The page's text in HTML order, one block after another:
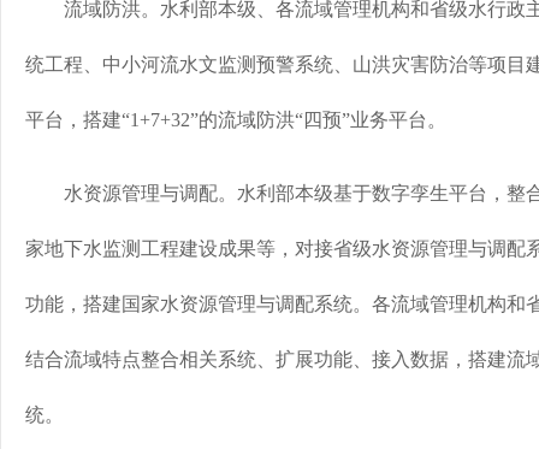
流域防洪。水利部本级、各流域管理机构和省级水行政
统工程、中小河流水文监测预警系统、山洪灾害防治等项目
平台，搭建“1+7+32”的流域防洪“四预”业务平台。
水资源管理与调配。水利部本级基于数字孪生平台，整
家地下水监测工程建设成果等，对接省级水资源管理与调配
功能，搭建国家水资源管理与调配系统。各流域管理机构和
结合流域特点整合相关系统、扩展功能、接入数据，搭建流
统。